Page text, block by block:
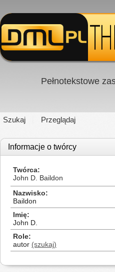
Pełnotekstowe
Szukaj Przeglądaj
Informacje o twórcy
Twórca
John D. Baildon
Nazwisko
Baildon
Imię
John D.
Role
autor (szukaj)